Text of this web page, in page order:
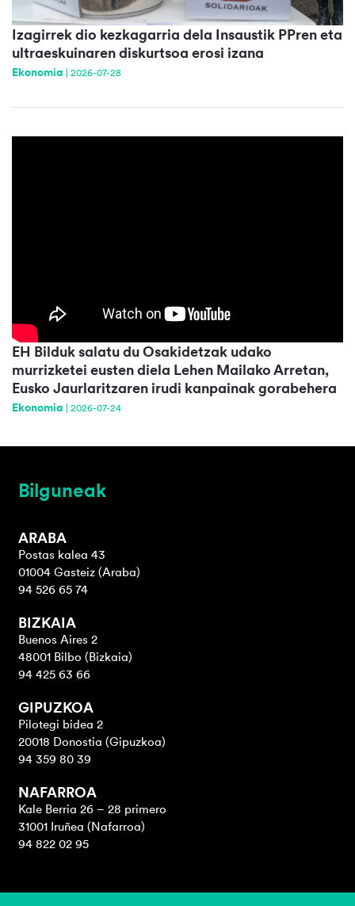
Izagirrek dio kezkagarria dela Insaustik PPren eta
ultraeskuinaren diskurtsoa erosi izana
Ekonomia 2026-07-28
EH Bilduk salatu du Osakidetzak udako
murrizketei eusten diela Lehen Mailako Arretan,
Eusko Jaurlaritzaren irudi kanpainak gorabehera
Ekonomia 2026-07-24
Bilguneak
ARABA
Postas kalea 43
01004 Gasteiz (Araba)
94 526 65 74
BIZKAIA
Buenos Aires 2
48001 Bilbo (Bizkaia)
94 425 63 66
GIPUZKOA
Pilotegi bidea 2
20018 Donostia (Gipuzkoa)
94 359 80 39
NAFARROA
Kale Berria 26 – 28 primero
31001 Iruñea (Nafarroa)
94 822 02 95